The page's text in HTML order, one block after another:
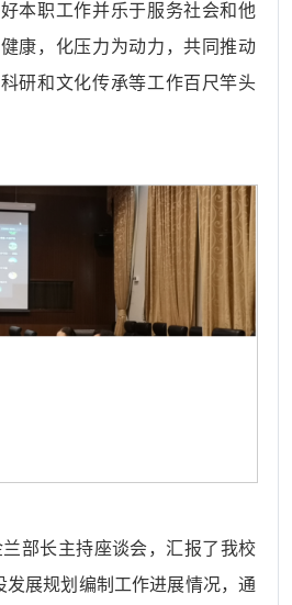
本职工作并乐于服务社会和他
康，化压力为动力，共同推动
研和文化传承等工作百尺竿头
部长主持座谈会，汇报了我校
发展规划编制工作进展情况，通